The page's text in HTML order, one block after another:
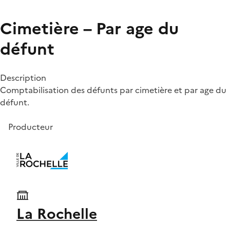
Cimetière – Par age du
défunt
Description
Comptabilisation des défunts par cimetière et par age du
défunt.
Producteur
La Rochelle